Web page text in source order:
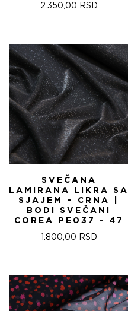
2.350,00 RSD
SVEČANA
LAMIRANA LIKRA SA
SJAJEM – CRNA |
BODI SVEČANI
COREA PE037 - 47
1.800,00 RSD